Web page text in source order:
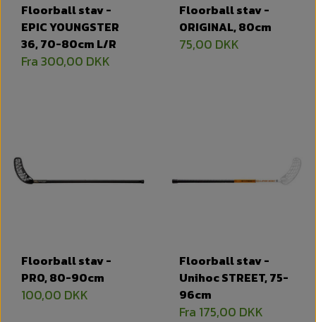
Floorball stav -
EPIC YOUNGSTER
36, 70-80cm L/R
Fra 300,00 DKK
Floorball stav -
ORIGINAL, 80cm
75,00 DKK
Floorball stav -
PRO, 80-90cm
100,00 DKK
Floorball stav -
Unihoc STREET, 75-
96cm
Fra 175,00 DKK